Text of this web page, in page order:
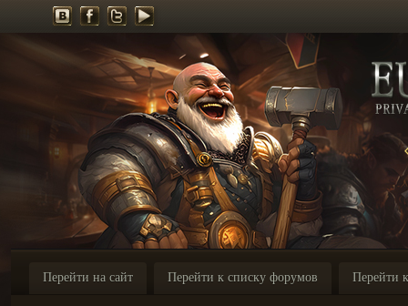
Перейти на сайт Перейти к списку форумов Перейти